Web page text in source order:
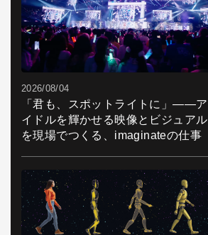
2026/08/04
「君も、スポットライトに」――ア
イドルを輝かせる映像とビジュアル
を現場でつくる、imaginateの仕事